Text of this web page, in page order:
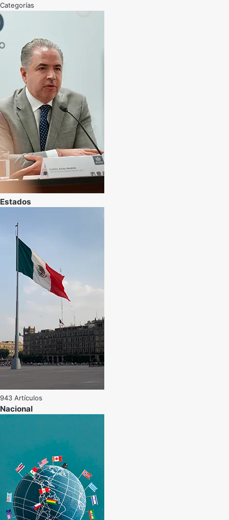
Categorías
Estados
943 Artículos
Nacional